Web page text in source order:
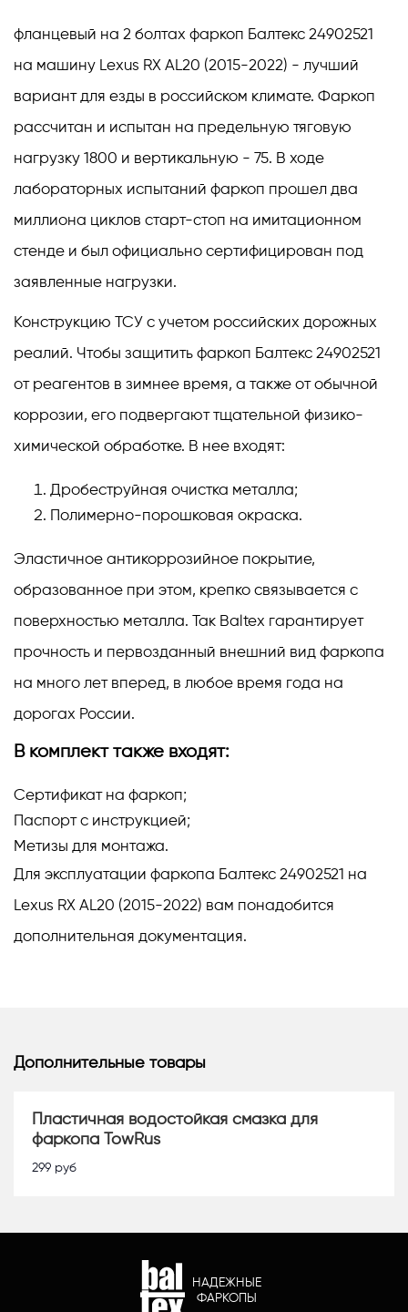
фланцевый на 2 болтах фаркоп Балтекс 24902521
на машину Lexus RX AL20 (2015-2022) - лучший
вариант для езды в российском климате. Фаркоп
рассчитан и испытан на предельную тяговую
нагрузку 1800 и вертикальную - 75. В ходе
лабораторных испытаний фаркоп прошел два
миллиона циклов старт-стоп на имитационном
стенде и был официально сертифицирован под
заявленные нагрузки.
Конструкцию ТСУ с учетом российских дорожных
реалий. Чтобы защитить фаркоп Балтекс 24902521
от реагентов в зимнее время, а также от обычной
коррозии, его подвергают тщательной физико-
химической обработке. В нее входят:
Дробеструйная очистка металла;
Полимерно-порошковая окраска.
Эластичное антикоррозийное покрытие,
образованное при этом, крепко связывается с
поверхностью металла. Так Baltex гарантирует
прочность и первозданный внешний вид фаркопа
на много лет вперед, в любое время года на
дорогах России.
В комплект также входят:
Сертификат на фаркоп;
Паспорт с инструкцией;
Метизы для монтажа.
Для эксплуатации фаркопа Балтекс 24902521 на
Lexus RX AL20 (2015-2022) вам понадобится
дополнительная документация.
Дополнительные товары
Пластичная водостойкая смазка для
фаркопа TowRus
299 руб
НАДЕЖНЫЕ
ФАРКОПЫ